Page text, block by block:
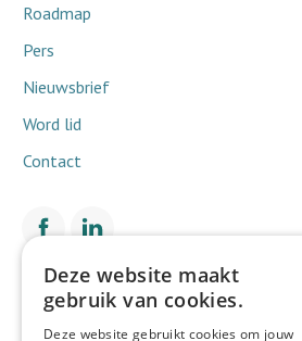
Roadmap
Pers
Nieuwsbrief
Word lid
Contact
Deze website maakt
gebruik van cookies.
Deze website gebruikt cookies om jouw